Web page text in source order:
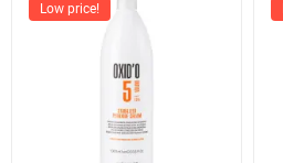
Low price!